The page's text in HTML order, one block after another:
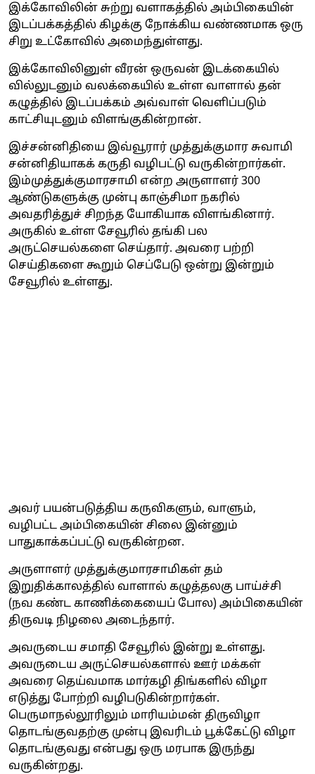
இக்கோவிலின் சுற்று வளாகத்தில் அம்பிகையின்
இடப்பக்கத்தில் கிழக்கு நோக்கிய வண்ணமாக ஒரு
சிறு உட்கோவில் அமைந்துள்ளது.
இக்கோவிலினுள் வீரன் ஒருவன் இடக்கையில்
வில்லுடனும் வலக்கையில் உள்ள வாளால் தன்
கழுத்தில் இடப்பக்கம் அவ்வாள் வெளிப்படும்
காட்சியுடனும் விளங்குகின்றான்.
இச்சன்னிதியை இவ்வூரார் முத்துக்குமார சுவாமி
சன்னிதியாகக் கருதி வழிபட்டு வருகின்றார்கள்.
இம்முத்துக்குமாரசாமி என்ற அருளாளர் 300
ஆண்டுகளுக்கு முன்பு காஞ்சிமா நகரில்
அவதரித்துச் சிறந்த யோகியாக விளங்கினார்.
அருகில் உள்ள சேவூரில் தங்கி பல
அருட்செயல்களை செய்தார். அவரை பற்றி
செய்திகளை கூறும் செப்பேடு ஒன்று இன்றும்
சேவூரில் உள்ளது.
அவர் பயன்படுத்திய கருவிகளும், வாளும்,
வழிபட்ட அம்பிகையின் சிலை இன்னும்
பாதுகாக்கப்பட்டு வருகின்றன.
அருளாளர் முத்துக்குமாரசாமிகள் தம்
இறுதிக்காலத்தில் வாளால் கழுத்தலகு பாய்ச்சி
(நவ கண்ட காணிக்கையைப் போல) அம்பிகையின்
திருவடி நிழலை அடைந்தார்.
அவருடைய சமாதி சேவூரில் இன்று உள்ளது.
அவருடைய அருட்செயல்களால் ஊர் மக்கள்
அவரை தெய்வமாக மார்கழி திங்களில் விழா
எடுத்து போற்றி வழிபடுகின்றார்கள்.
பெருமாநல்லூரிலும் மாரியம்மன் திருவிழா
தொடங்குவதற்கு முன்பு இவரிடம் பூக்கேட்டு விழா
தொடங்குவது என்பது ஒரு மரபாக இருந்து
வருகின்றது.